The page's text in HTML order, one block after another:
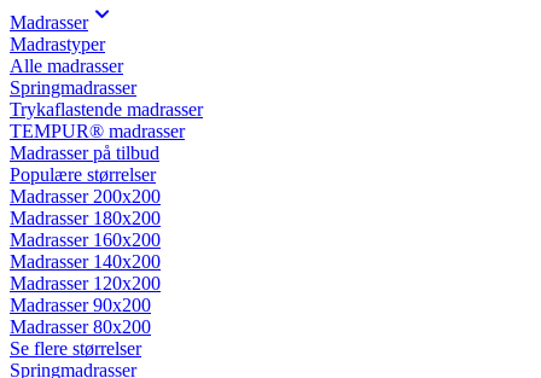
Madrasser
Madrastyper
Alle madrasser
Springmadrasser
Trykaflastende madrasser
TEMPUR® madrasser
Madrasser på tilbud
Populære størrelser
Madrasser 200x200
Madrasser 180x200
Madrasser 160x200
Madrasser 140x200
Madrasser 120x200
Madrasser 90x200
Madrasser 80x200
Se flere størrelser
Springmadrasser